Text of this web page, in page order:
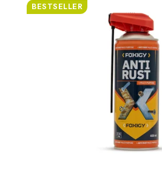
BESTSELLER